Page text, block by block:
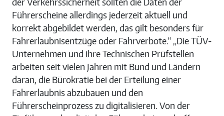
Führerscheine allerdings jederzeit aktuell und
korrekt abgebildet werden, das gilt besonders für
Fahrerlaubnisentzüge oder Fahrverbote.“ „Die TÜV-
Unternehmen und ihre Technischen Prüfstellen
arbeiten seit vielen Jahren mit Bund und Ländern
daran, die Bürokratie bei der Erteilung einer
Fahrerlaubnis abzubauen und den
Führerscheinprozess zu digitalisieren. Von der